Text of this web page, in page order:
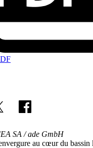
SA / ade GmbH
au cœur du bassin